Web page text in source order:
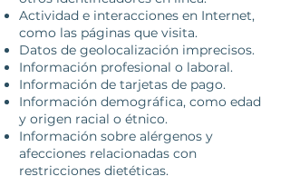
Actividad e interacciones en Internet,
como las páginas que visita.
Datos de geolocalización imprecisos.
Información profesional o laboral.
Información de tarjetas de pago.
Información demográfica, como edad
y origen racial o étnico.
Información sobre alérgenos y
afecciones relacionadas con
restricciones dietéticas.